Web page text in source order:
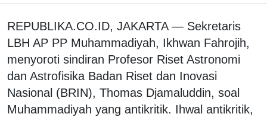
REPUBLIKA.CO.ID, JAKARTA — Sekretaris
LBH AP PP Muhammadiyah, Ikhwan Fahrojih,
menyoroti sindiran Profesor Riset Astronomi
dan Astrofisika Badan Riset dan Inovasi
Nasional (BRIN), Thomas Djamaluddin, soal
Muhammadiyah yang antikritik. Ihwal antikritik,